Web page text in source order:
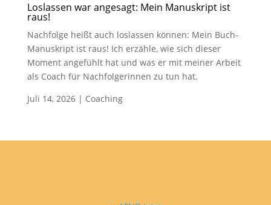
Loslassen war angesagt: Mein Manuskript ist
raus!
Nachfolge heißt auch loslassen können: Mein Buch-
Manuskript ist raus! Ich erzähle, wie sich dieser
Moment angefühlt hat und was er mit meiner Arbeit
als Coach für Nachfolgerinnen zu tun hat.
Juli 14, 2026| Coaching